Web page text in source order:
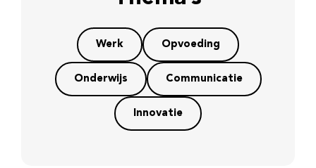
Werk Opvoeding
Onderwijs Communicatie
Innovatie